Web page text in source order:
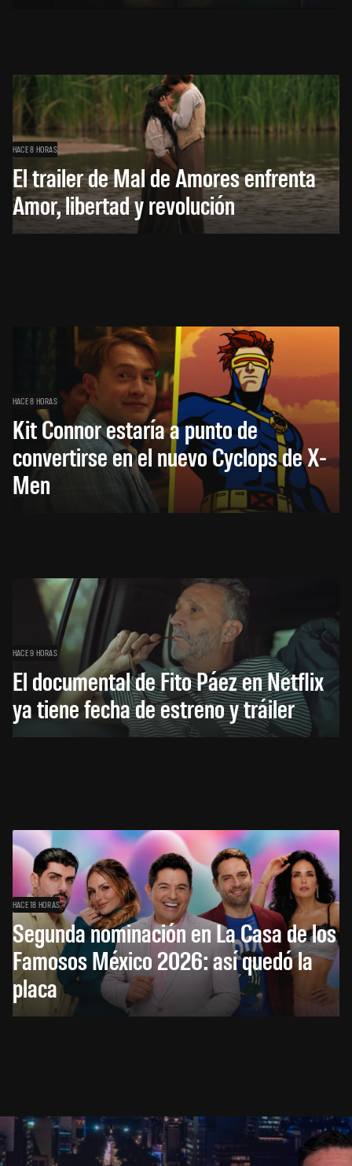
HACE 8 HORAS
El trailer de Mal de Amores enfrenta
Amor, libertad y revolución
HACE 8 HORAS
Kit Connor estaría a punto de
convertirse en el nuevo Cyclops de X-
Men
HACE 9 HORAS
El documental de Fito Páez en Netflix
ya tiene fecha de estreno y tráiler
HACE 18 HORAS
Segunda nominación en La Casa de los
Famosos México 2026: así quedó la
placa